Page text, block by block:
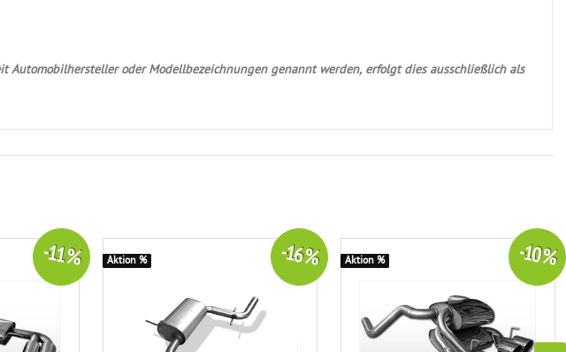
oder Modellbezeichnungen genannt werden, erfolgt dies ausschließlich als
-11 % -16 %
Aktion % -10 %
Aktion %